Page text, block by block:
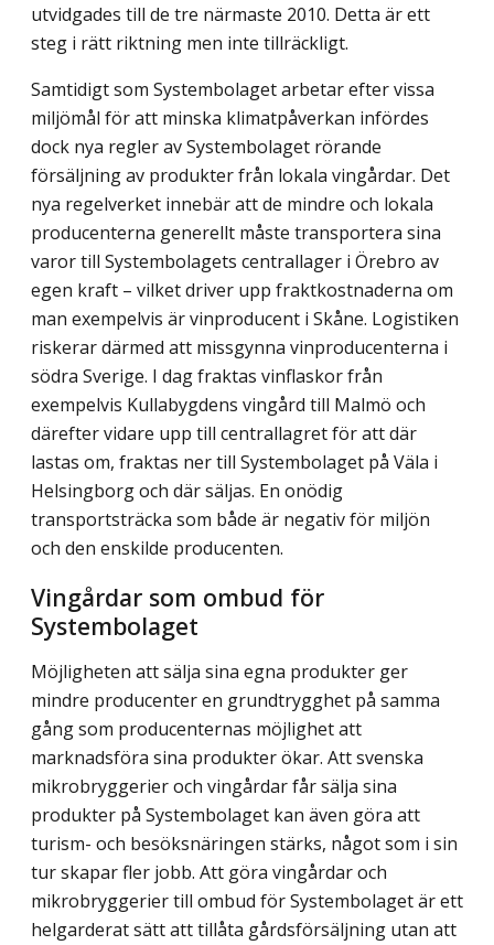
utvidgades till de tre närmaste 2010. Detta är ett
steg i rätt riktning men inte tillräckligt.
Samtidigt som Systembolaget arbetar efter vissa
miljömål för att minska klimatpåverkan infördes
dock nya regler av Systembolaget rörande
försäljning av produkter från lokala vingårdar. Det
nya regelverket innebär att de mindre och lokala
producenterna generellt måste transportera sina
varor till Systembolagets centrallager i Örebro av
egen kraft – vilket driver upp fraktkostnaderna om
man exempelvis är vinproducent i Skåne. Logistiken
riskerar därmed att missgynna vinproducenterna i
södra Sverige. I dag fraktas vinflaskor från
exempelvis Kullabygdens vingård till Malmö och
därefter vidare upp till centrallagret för att där
lastas om, fraktas ner till Systembolaget på Väla i
Helsingborg och där säljas. En onödig
transportsträcka som både är negativ för miljön
och den enskilde producenten.
Vingårdar som ombud för
Systembolaget
Möjligheten att sälja sina egna produkter ger
mindre producenter en grundtrygghet på samma
gång som producenternas möjlighet att
marknadsföra sina produkter ökar. Att svenska
mikrobryggerier och vingårdar får sälja sina
produkter på Systembolaget kan även göra att
turism- och besöksnäringen stärks, något som i sin
tur skapar fler jobb. Att göra vingårdar och
mikrobryggerier till ombud för Systembolaget är ett
helgarderat sätt att tillåta gårdsförsäljning utan att